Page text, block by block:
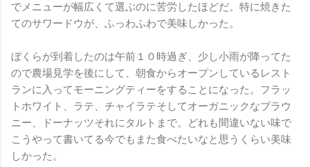
でメニューが幅広くて選ぶのに苦労したほどだ。特に焼きた
てのサワードウが、ふっわふわで美味しかった。
ぼくらが到着したのは午前１０時過ぎ、少し小雨が降ってた
ので農場見学を後にして、朝食からオープンしているレスト
ランに入ってモーニングティーをすることになった。フラッ
トホワイト、ラテ、チャイラテそしてオーガニックなブラウ
ニー、ドーナッツそれにタルトまで。どれも間違いない味で
こうやって書いてる今でもまた食べたいなと思うくらい美味
しかった。